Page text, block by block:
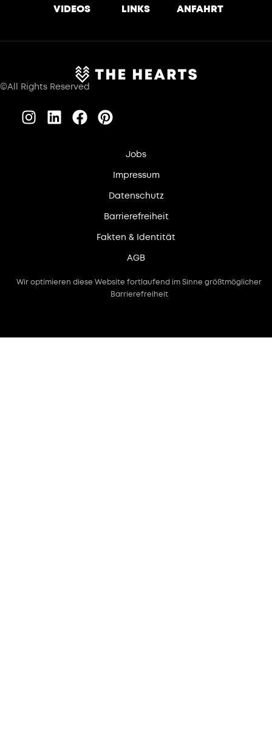
VIDEOS
LINKS
ANFAHRT
©All Rights Reserved
Jobs
Impressum
Datenschutz
Barrierefreiheit
Fakten & Identität
AGB
Wir optimieren diese Website fortlaufend im Sinne größtmöglicher
Barrierefreiheit